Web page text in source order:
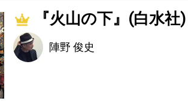
1 『火山の下』(白水社)
陣野 俊史